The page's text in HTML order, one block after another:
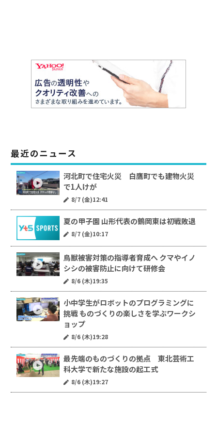
最近のニュース
河北町で住宅火災 白鷹町でも建物火災
で1人けが
8/7 (金)12:41
夏の甲子園 山形代表の鶴岡東は初戦敗退
8/7 (金)10:17
鳥獣被害対策の指導者育成へ クマやイノ
シシの被害防止に向けて研修会
8/6 (木)19:35
小中学生がロボットのプログラミングに
挑戦 ものづくりの楽しさを学ぶワークシ
ョップ
8/6 (木)19:28
最先端のものづくりの拠点 東北芸術工
科大学で新たな施設の起工式
8/6 (木)19:27